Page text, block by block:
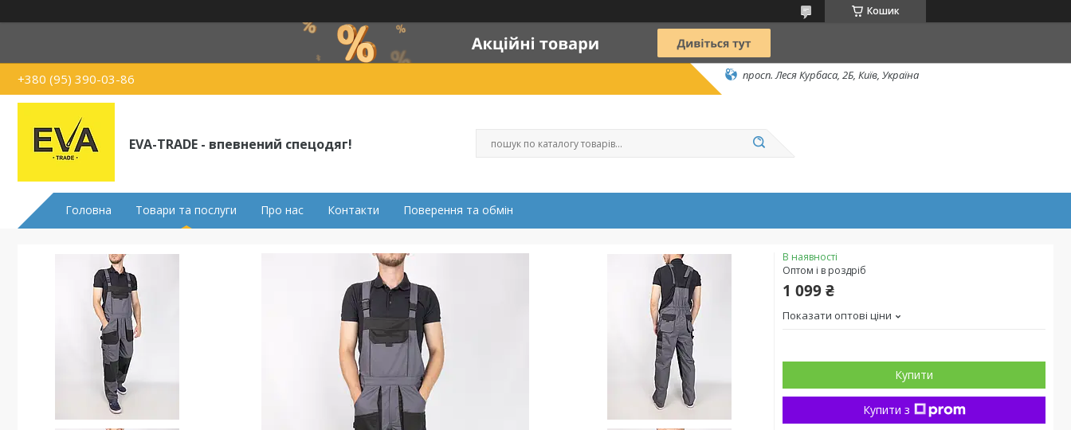
Кошик
+380 (95) 390-03-86 просп. Леся Курбаса, 2Б, Київ, Україна
EVA-TRADE - впевнений спецодяг!
Головна Товари та послуги Про нас Контакти Поверення та обмін
В наявності
Оптом і в роздріб
1 099 ₴
Показати оптові ціни
Купити
Купити з